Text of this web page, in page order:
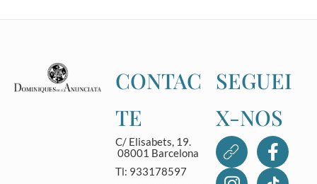
CONTAC
TE
C/ Elisabets, 19.
08001 Barcelona
Tl: 933178597
SEGUEI
X-NOS